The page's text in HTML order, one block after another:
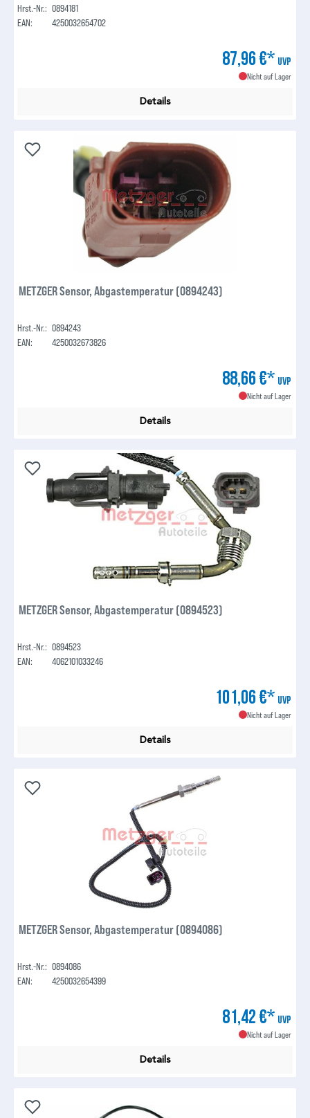
Hrst.-Nr.: 0894181
EAN:
4250032654702
87,96 €* UVP
Nicht auf Lager
Details
METZGER Sensor, Abgastemperatur (0894243)
Hrst.-Nr.: 0894243
EAN:
4250032673826
88,66 €* UVP
Nicht auf Lager
Details
METZGER Sensor, Abgastemperatur (0894523)
Hrst.-Nr.: 0894523
EAN:
4062101033246
101,06 €* UVP
Nicht auf Lager
Details
METZGER Sensor, Abgastemperatur (0894086)
Hrst.-Nr.: 0894086
EAN:
4250032654399
81,42 €* UVP
Nicht auf Lager
Details